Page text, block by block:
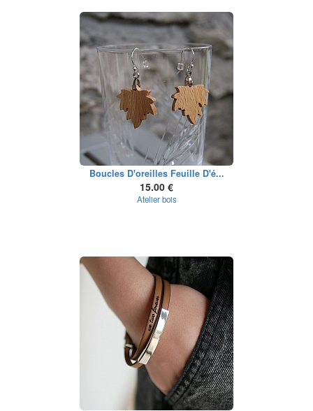
Boucles D'oreilles Feuille D'é...
15.00 €
Atelier bois